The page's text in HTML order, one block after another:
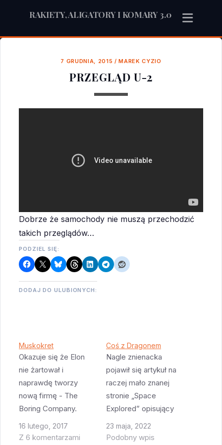
RAKIETY, ALIGATORY I KOMARY 3.0
7 GRUDNIA, 2015 /MAREK CYZIO
PRZEGLĄD U-2
Dobrze że samochody nie muszą przechodzić
takich przeglądów…
PODZIEL SIĘ:
DODAJ DO ULUBIONYCH:
Muskokret
Okazuje się że Elon
nie żartował i
naprawdę tworzy
nową firmę - The
Boring Company.
Celem jest jak to
zwykle u Muska bywa
16 lutego, 2017
Z 6 komentarzami
Coś z Dragonem
Nagle znienacka
pojawił się artykuł na
raczej mało znanej
stronie „Space
Explored” opisujący
raczej dość poważne
problemy z
23 maja, 2022
Podobny wpis